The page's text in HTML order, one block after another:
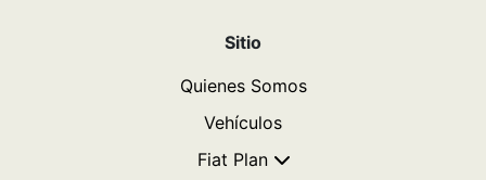
Sitio
Quienes Somos
Vehículos
Fiat Plan